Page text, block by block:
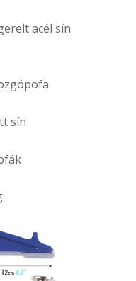
acél sín
sín